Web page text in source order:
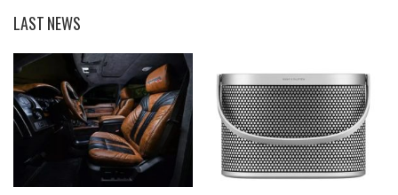
LAST NEWS